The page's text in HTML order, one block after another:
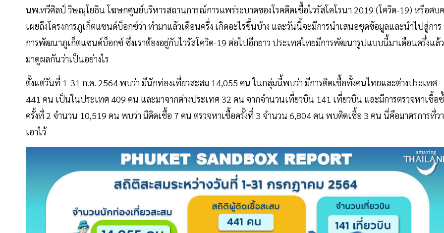
นพ.ทวีศิลป์ วิษณุโยธิน โฆษกศูนย์บริหารสถานการณ์การแพร่ระบาดของโรคติดเชื้อไวรัสโคโรนา 2019 (โควิด-19) หรือศบ
เผยถึงโครงการภูเก็ตแซนด์บ็อกซ์ว่า ทำมาแล้วเดือนครึ่ง เกิดอะไรขึ้นบ้าง และวันนี้จะมีการนำเสนอชุดข้อมูลและนำไปสู่การ
การพัฒนาภูเก็ตแซนด์บ็อกซ์ ซึ่งเราต้องอยู่กับไวรัสโควิด-19 ต่อไปอีกยาว ประเทศไทยมีการพัฒนารูปแบบนี้มาเดือนครึ่งแล้ว
มาดูผลกันว่าเป็นอย่างไร
ตั้งแต่วันที่ 1-31 ก.ค. 2564 พบว่า มีนักท่องเที่ยวสะสม 14,055 คน ในกลุ่มนี้พบว่า มีการติดเชื้อทั้งคนไทยและต่างประเทศ
441 คน เป็นในประเทศ 409 คน และมาจากต่างประเทศ 32 คน จากจำนวนเที่ยวบิน 141 เที่ยวบิน และมีการตรวจหาเชื้อ
ครั้งที่ 2 จำนวน 10,519 คน พบว่า มีติดเชื้อ 7 คน ตรวจหาเชื้อครั้งที่ 3 จำนวน 6,804 คน พบติดเชื้อ 3 คน นี่คือมาตรการที่ว
เอาไว้